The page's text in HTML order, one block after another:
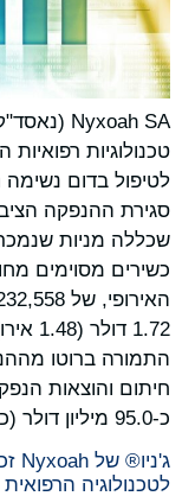
טכנולוגיות
סגירת ההנפקה
שכללה מניות
כשירים מסוימים
1.72
התמורה ברוטו
חיתום והוצאות
כ-95.0 מיליון דולר (כ-81.9 מיליון אירו).
לטכנולוגיה